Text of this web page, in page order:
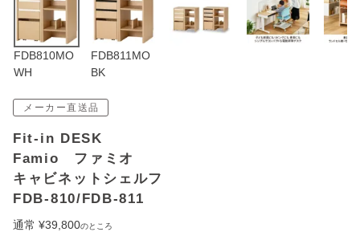
ログイン
お問い合わせ
FDB810MO
WH
FDB811MO
BK
メーカー直送品
Fit-in DESK
Famio ファミオ
キャビネットシェルフ
FDB-810/FDB-811
通常 ¥39,800のところ